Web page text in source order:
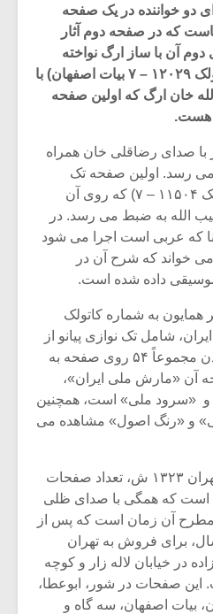
دو خواننده در یک صفحه
که در صفحه دوم آثار
آن با ساز ارگ نواخته
شده است! (به شماره کاتولک ۱۲۰۲۹ – ۷ بیات اصفهان) با
خان ارگ که اولین صفحه
هست.
صدای رضاقلی خان همراه
رسد. اولین صفحه تک
نوازی پیانو (با شماره کاتولک ۱۱۵۰۴ – ۷) که روی آن
الله به ضبط می رسد. در
که عربی است اجرا می شود
می خواند که شرح آن در
به شماره کاتولک
ایران، شامل تک نوازی پیانو از
مشیر همایون است. در لندن مجموعاً ۵۴ روی صفحه به
آن «مارش ملی ایران»،
«سرود ملی» است، همچنین
و «رنگ اصول» مشاهده می
ضبط دوم: کمپانی کلمبیا تهران ۱۳۲۳ ش، تعداد صفحات
صفحه است که همگی با صدای ظلی
مطرح آن زمان است که پس از
برای فروش به تهران
در خیابان لاله زار و کوچه
صفحات در شور، ابوعطا،
بیات اصفهان، سه گاه و
موسیقی
باش
دوره
برگزار